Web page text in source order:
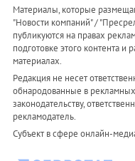
Материалы, которые
"Новости компаний" /
публикуются на правах
подготовке этого контента и
материалах.
Редакция не несет
обнародованные в
законодательству,
рекламодатель.
Субъект в сфере онлайн-